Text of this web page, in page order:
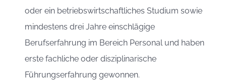
oder ein betriebswirtschaftliches Studium sowie
mindestens drei Jahre einschlägige
Berufserfahrung im Bereich Personal und haben
erste fachliche oder disziplinarische
Führungserfahrung gewonnen.